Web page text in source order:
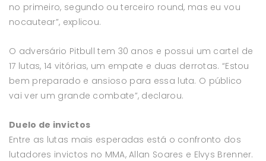
no primeiro, segundo ou terceiro round, mas eu vou
nocautear”, explicou.
O adversário Pitbull tem 30 anos e possui um cartel de
17 lutas, 14 vitórias, um empate e duas derrotas. “Estou
bem preparado e ansioso para essa luta. O público
vai ver um grande combate”, declarou.
Duelo de invictos
Entre as lutas mais esperadas está o confronto dos
lutadores invictos no MMA, Allan Soares e Elvys Brenner.